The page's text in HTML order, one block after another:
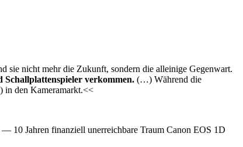
sie nicht mehr die Zukunft, sondern die alleinige Gegenwart.
Schallplattenspieler verkommen. (…) Während die
in den Kameramarkt.<<
10 Jahren finanziell unerreichbare Traum Canon EOS 1D